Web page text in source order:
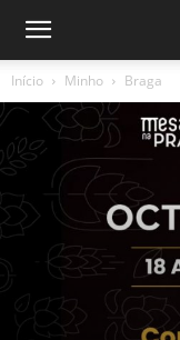
Início Minho Braga